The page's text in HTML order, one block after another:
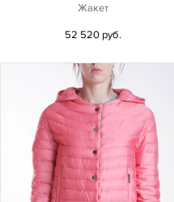
Жакет
52 520 руб.